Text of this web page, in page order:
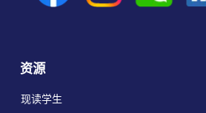
资源
现读学生